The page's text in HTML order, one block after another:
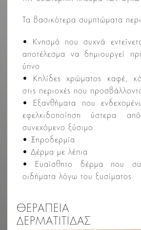
Τα βασικότερα συμπτώματα
• Κνησμό που συχνά
αποτέλεσμα να δημιουργεί
ύπνο
• Κηλίδες χρώματος καφέ,
στις περιοχές που
• Εξανθήματα που
εφελκιδοποίηση ύστερα
συνεχόμενο ξύσιμο
• Ξηροδερμία
• Δέρμα με λέπια
• Ευαίσθητο δέρμα που
οιδήματα λόγω του ξυσίματος
ΘΕΡΑΠΕΙΑ
ΔΕΡΜΑΤΙΤΙΔΑΣ